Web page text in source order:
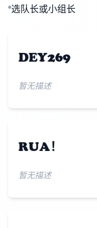
选队长或小组长
DEY269
暂无描述
RUA！
暂无描述